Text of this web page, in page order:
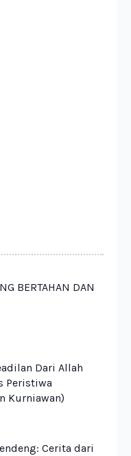
BERTAHAN DAN
Dari Allah
Peristiwa
Kurniawan)
Cerita dari